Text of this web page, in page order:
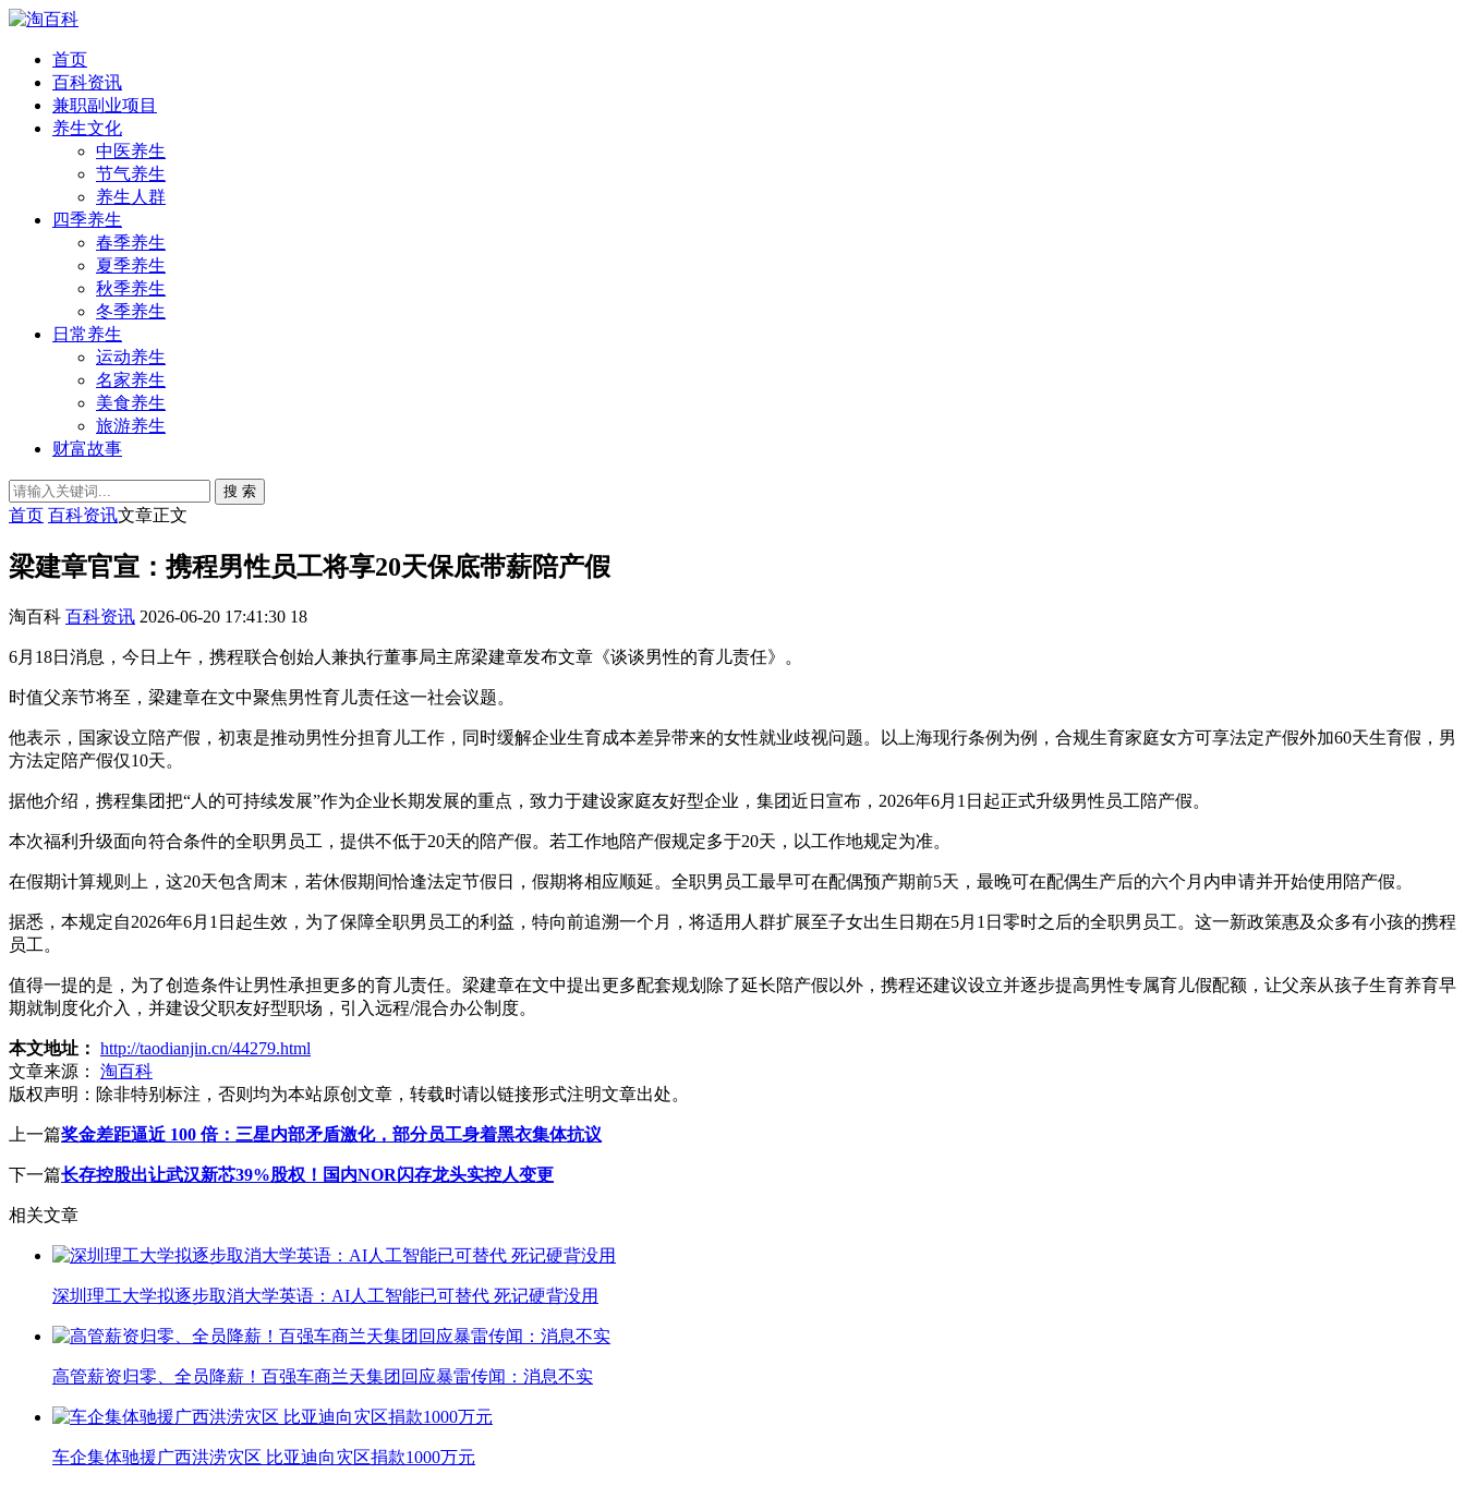
首页
百科资讯
兼职副业项目
养生文化
中医养生
节气养生
养生人群
四季养生
春季养生
夏季养生
秋季养生
冬季养生
日常养生
运动养生
名家养生
美食养生
旅游养生
财富故事
搜 索
首页 百科资讯文章正文
梁建章官宣：携程男性员工将享20天保底带薪陪产假
淘百科 百科资讯 2026-06-20 17:41:30 18
6月18日消息，今日上午，携程联合创始人兼执行董事局主席梁建章发布文章《谈谈男性的育儿责任》。
时值父亲节将至，梁建章在文中聚焦男性育儿责任这一社会议题。
他表示，国家设立陪产假，初衷是推动男性分担育儿工作，同时缓解企业生育成本差异带来的女性就业歧视问题。以上海现行条例为例，合规生育家庭女方可享法定产假外加60天生育假，男
方法定陪产假仅10天。
据他介绍，携程集团把“人的可持续发展”作为企业长期发展的重点，致力于建设家庭友好型企业，集团近日宣布，2026年6月1日起正式升级男性员工陪产假。
本次福利升级面向符合条件的全职男员工，提供不低于20天的陪产假。若工作地陪产假规定多于20天，以工作地规定为准。
在假期计算规则上，这20天包含周末，若休假期间恰逢法定节假日，假期将相应顺延。全职男员工最早可在配偶预产期前5天，最晚可在配偶生产后的六个月内申请并开始使用陪产假。
据悉，本规定自2026年6月1日起生效，为了保障全职男员工的利益，特向前追溯一个月，将适用人群扩展至子女出生日期在5月1日零时之后的全职男员工。这一新政策惠及众多有小孩的携程
员工。
值得一提的是，为了创造条件让男性承担更多的育儿责任。梁建章在文中提出更多配套规划除了延长陪产假以外，携程还建议设立并逐步提高男性专属育儿假配额，让父亲从孩子生育养育早
期就制度化介入，并建设父职友好型职场，引入远程/混合办公制度。
本文地址： http://taodianjin.cn/44279.html
文章来源：
淘百科
版权声明： 除非特别标注，否则均为本站原创文章，转载时请以链接形式注明文章出处。
上一篇奖金差距逼近 100 倍：三星内部矛盾激化，部分员工身着黑衣集体抗议
下一篇长存控股出让武汉新芯39%股权！国内NOR闪存龙头实控人变更
相关文章
深圳理工大学拟逐步取消大学英语：AI人工智能已可替代 死记硬背没用
高管薪资归零、全员降薪！百强车商兰天集团回应暴雷传闻：消息不实
车企集体驰援广西洪涝灾区 比亚迪向灾区捐款1000万元